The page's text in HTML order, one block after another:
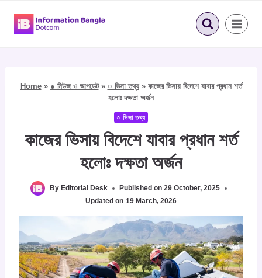
Home» ● নিউজ ও আপডেট» ○ ভিসা তথ্য» কাজের ভিসায় বিদেশে যাবার প্রধান শর্ত
হলোঃ দক্ষতা অর্জন
○ ভিসা তথ্য
কাজের ভিসায় বিদেশে যাবার প্রধান শর্ত
হলোঃ দক্ষতা অর্জন
By Editorial Desk Published on 29 October, 2025
Updated on 19 March, 2026